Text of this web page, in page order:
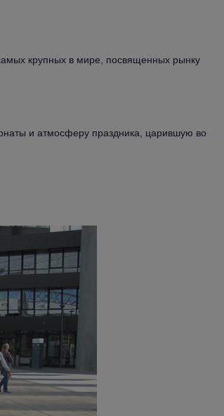
крупных в мире, посвященных рынку
и атмосферу праздника, царившую во